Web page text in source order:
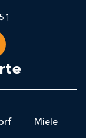
Miele